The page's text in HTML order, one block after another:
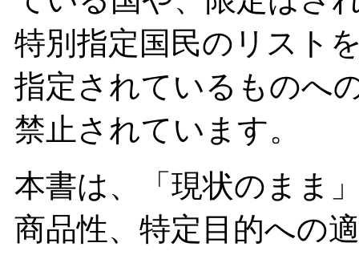
特別指定国民のリスト
指定されているものへ
禁止されています。
本書は、「現状のまま
商品性、特定目的への